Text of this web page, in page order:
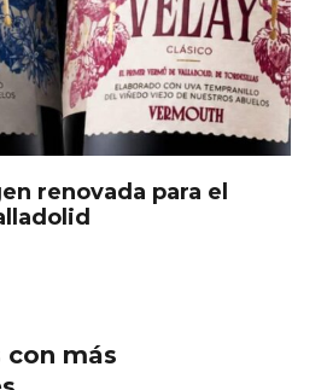
renovada para el
con más